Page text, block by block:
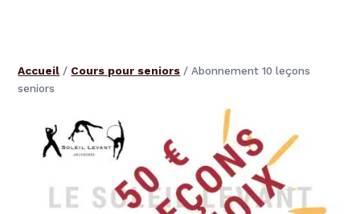
Accueil / Cours pour seniors / Abonnement 10 leçons
seniors